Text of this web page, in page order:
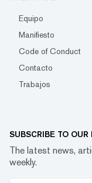
Equipo
Manifiesto
Code of Conduct
Contacto
Trabajos
SUBSCRIBE TO OUR
The latest news,
weekly.